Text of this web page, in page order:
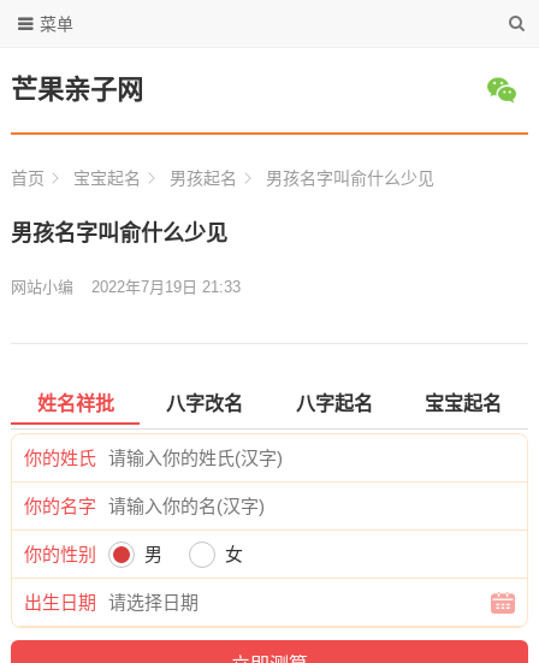
芒果亲子网
菜单
首页 宝宝起名 男孩起名 男孩名字叫俞什么少见
男孩名字叫俞什么少见
网站小编 2022年7月19日 21:33
姓名祥批 八字改名 八字起名 宝宝起名
你的姓氏
你的名字
你的性别 男 女
出生日期